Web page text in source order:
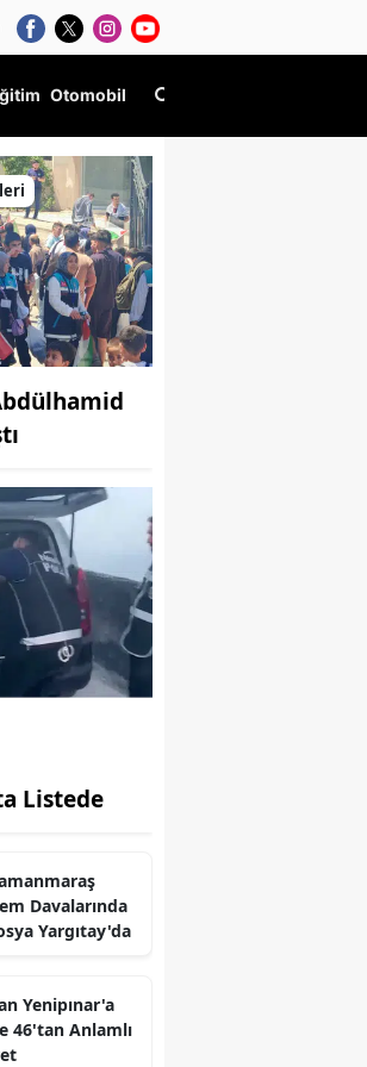
Otomobil
Listede
Davalarında
Yargıtay'da
Yenipınar'a
46'tan Anlamlı